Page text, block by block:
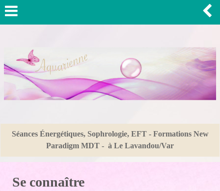
Séances Énergétiques, Sophrologie, EFT - Formations New
Paradigm MDT - à Le Lavandou/Var
Se connaître